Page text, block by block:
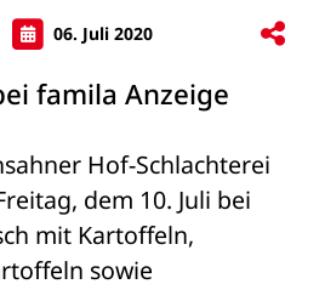
06. Juli 2020
famila Anzeige
Hof-Schlachterei
dem 10. Juli bei
mit Kartoffeln,
sowie